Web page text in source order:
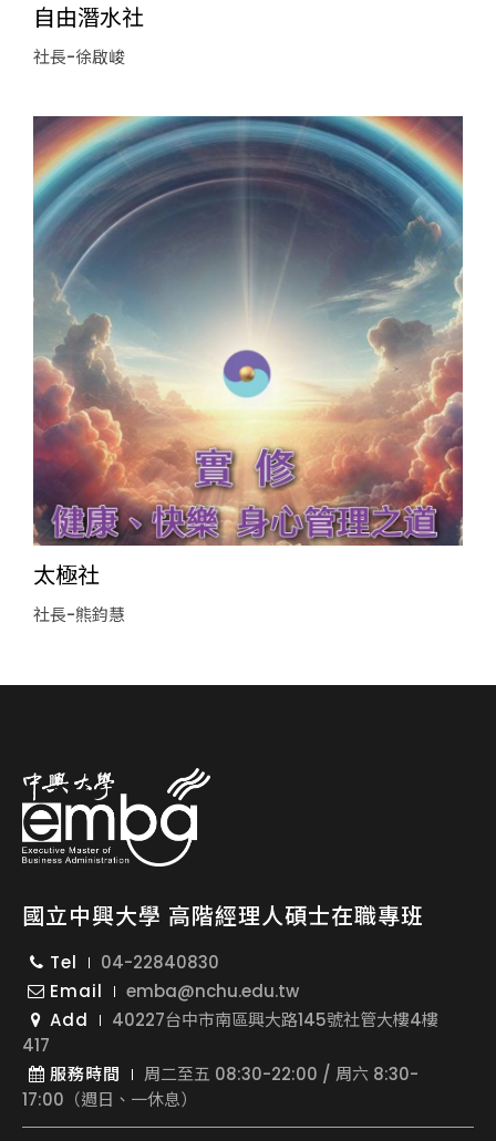
自由潛水社
社長-徐啟峻
太極社
社長-熊鈞慧
國立中興大學 高階經理人碩士在職專班
Tel
04-22840830
Email
emba@nchu.edu.tw
Add
40227台中市南區興大路145號社管大樓4樓
417
服務時間
周二至五 08:30-22:00 / 周六 8:30-
17:00（週日、一休息）